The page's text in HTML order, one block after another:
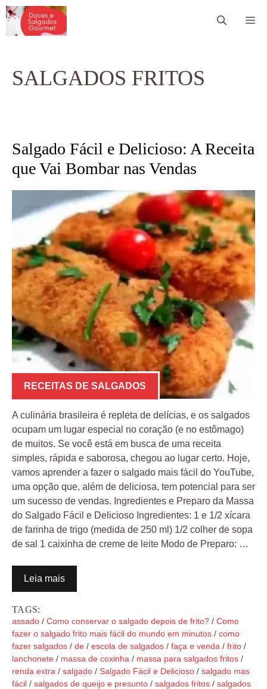
Pular
para
SALGADOS FRITOS
Salgado Fácil e Delicioso: A Receita
que Vai Bombar nas Vendas
RECEITAS DE SALGADOS
A culinária brasileira é repleta de delícias, e os salgados
ocupam um lugar especial no coração (e no estômago)
de muitos. Se você está em busca de uma receita
simples, rápida e saborosa, chegou ao lugar certo. Hoje,
vamos aprender a fazer o salgado mais fácil do YouTube,
uma opção que, além de deliciosa, tem potencial para ser
um sucesso de vendas. Ingredientes e Preparo da Massa
do Salgado Fácil e Delicioso Ingredientes: 1 e 1/2 xícara
de farinha de trigo (medida de 250 ml) 1/2 colher de sopa
de sal 1 caixinha de creme de leite Modo de Preparo: …
Leia mais
TAGS:
assado / Como conservar o salgado depois de frito? / Como
fazer o salgado frito mais fácil do mundo em minutos / como
fazer salgados / de / escola de salgados / faça e venda / frito /
lanchonete / massa de coxinha / massa para salgados fritos /
renda extra / salgado / Salgado Fácil e Delicioso / salgado mas
fácil / salgados de queijo e presunto / salgados fritos / salgados